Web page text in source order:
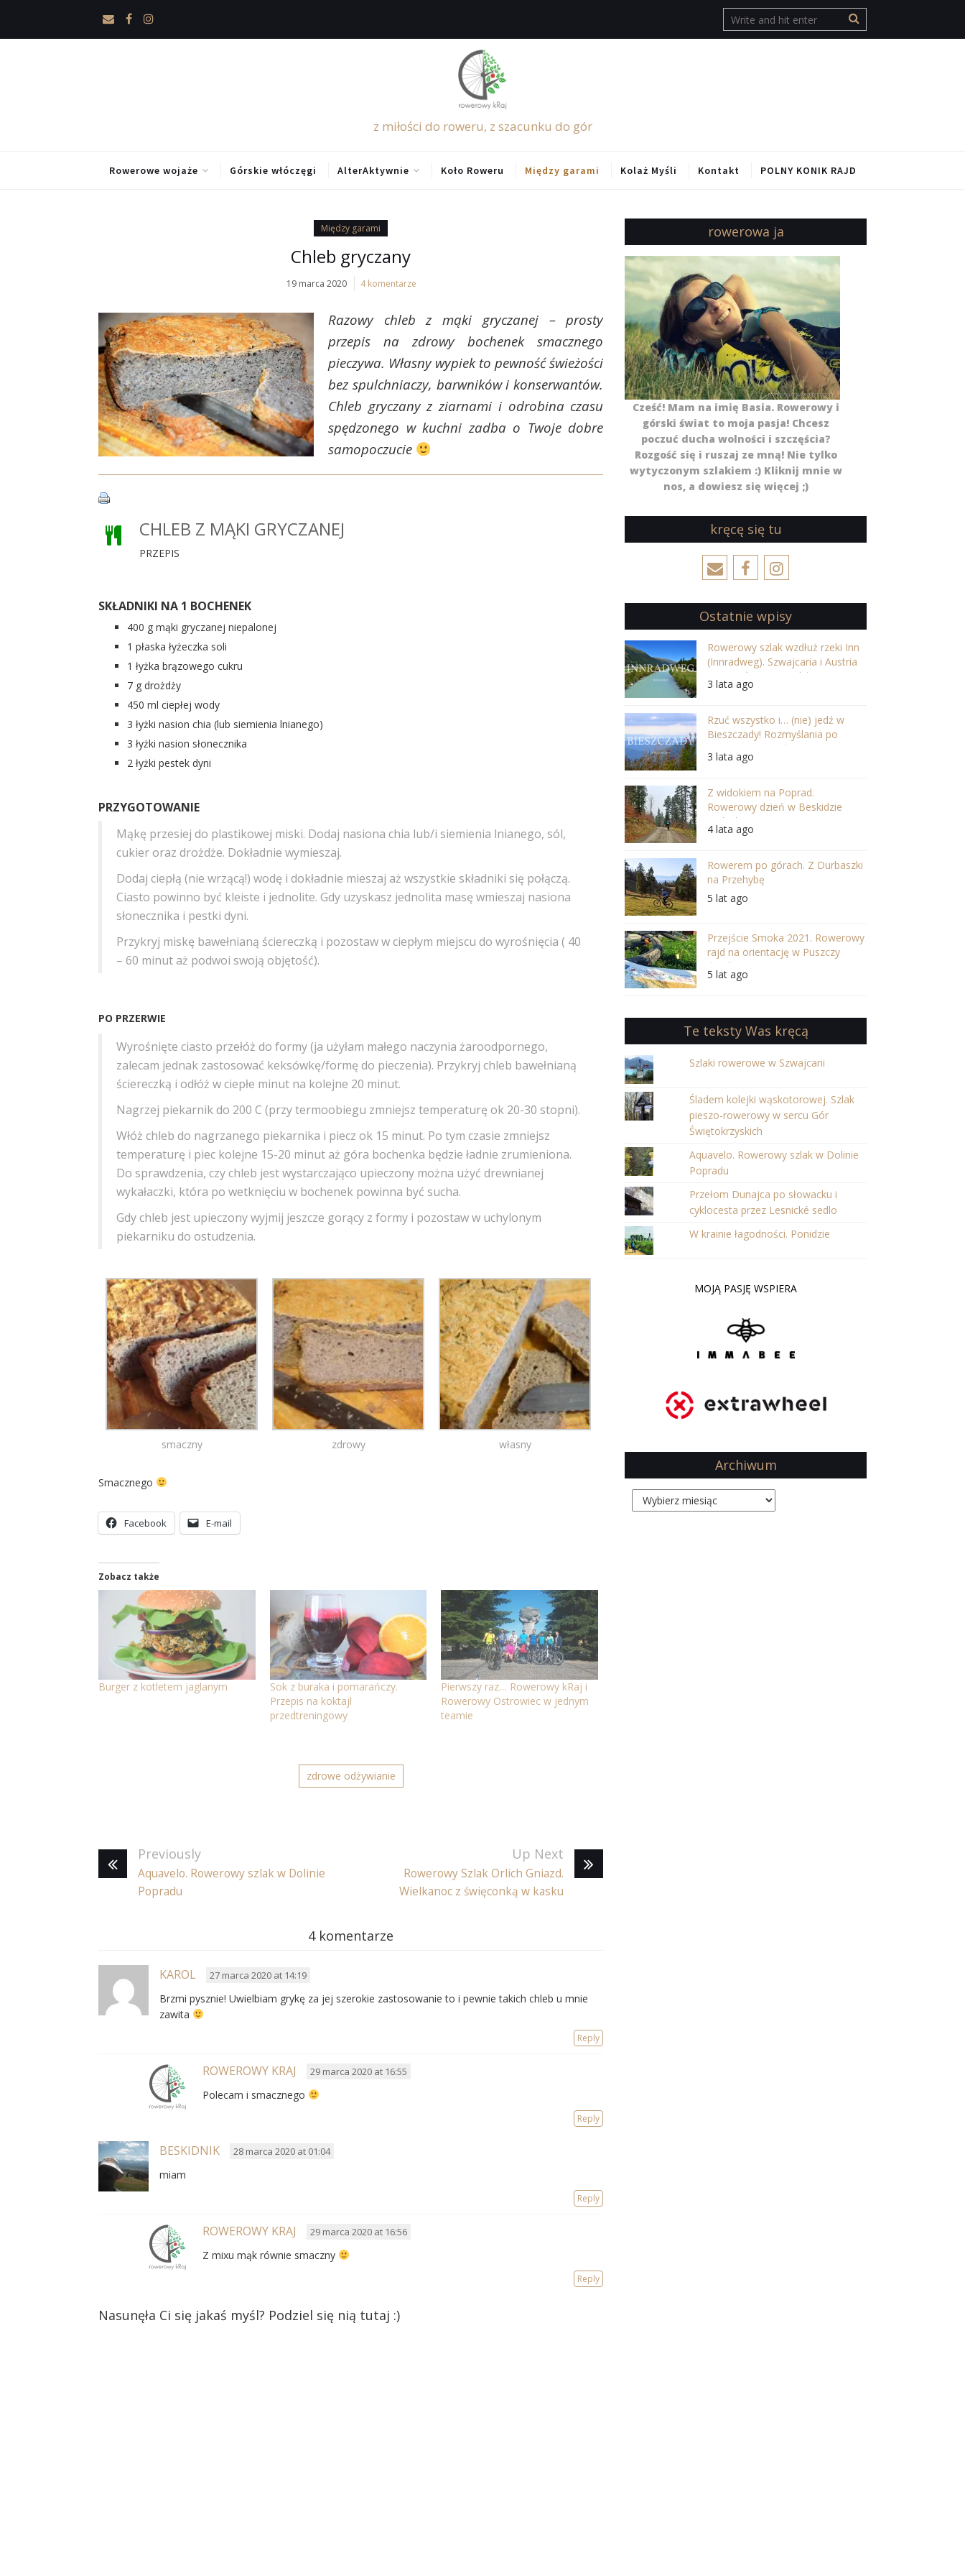
z miłości do roweru, z szacunku do gór
Rowerowe wojaże Górskie włóczęgi AlterAktywnie Koło Roweru Między garami Kolaż Myśli Kontakt POLNY KONIK RAJD
Między garami
Chleb gryczany
19 marca 2020 4 komentarze
Razowy chleb z mąki gryczanej – prosty
przepis na zdrowy bochenek smacznego
pieczywa. Własny wypiek to pewność świeżości
bez spulchniaczy, barwników i konserwantów.
Chleb gryczany z ziarnami i odrobina czasu
spędzonego w kuchni zadba o Twoje dobre
samopoczucie
CHLEB Z MĄKI GRYCZANEJ
PRZEPIS
SKŁADNIKI NA 1 BOCHENEK
400 g mąki gryczanej niepalonej
1 płaska łyżeczka soli
1 łyżka brązowego cukru
7 g drożdży
450 ml ciepłej wody
3 łyżki nasion chia (lub siemienia lnianego)
3 łyżki nasion słonecznika
2 łyżki pestek dyni
PRZYGOTOWANIE
Mąkę przesiej do plastikowej miski. Dodaj nasiona chia lub/i siemienia lnianego, sól,
cukier oraz drożdże. Dokładnie wymieszaj.
Dodaj ciepłą (nie wrzącą!) wodę i dokładnie mieszaj aż wszystkie składniki się połączą.
Ciasto powinno być kleiste i jednolite. Gdy uzyskasz jednolita masę wmieszaj nasiona
słonecznika i pestki dyni.
Przykryj miskę bawełnianą ściereczką i pozostaw w ciepłym miejscu do wyrośnięcia ( 40
– 60 minut aż podwoi swoją objętość).
PO PRZERWIE
Wyrośnięte ciasto przełóż do formy (ja użyłam małego naczynia żaroodpornego,
zalecam jednak zastosować keksówkę/formę do pieczenia). Przykryj chleb bawełnianą
ściereczką i odłóż w ciepłe minut na kolejne 20 minut.
Nagrzej piekarnik do 200 C (przy termoobiegu zmniejsz temperaturę ok 20-30 stopni).
Włóż chleb do nagrzanego piekarnika i piecz ok 15 minut. Po tym czasie zmniejsz
temperaturę i piec kolejne 15-20 minut aż góra bochenka będzie ładnie zrumieniona.
Do sprawdzenia, czy chleb jest wystarczająco upieczony można użyć drewnianej
wykałaczki, która po wetknięciu w bochenek powinna być sucha.
Gdy chleb jest upieczony wyjmij jeszcze gorący z formy i pozostaw w uchylonym
piekarniku do ostudzenia.
smaczny zdrowy własny
Smacznego
Facebook E-mail
Zobacz także
Burger z kotletem jaglanym
Sok z buraka i pomarańczy.
Przepis na koktajl
przedtreningowy
Pierwszy raz… Rowerowy kRaj i
Rowerowy Ostrowiec w jednym
teamie
zdrowe odżywianie
Up Next
Rowerowy Szlak Orlich Gniazd.
Wielkanoc z święconką w kasku
Previously
Aquavelo. Rowerowy szlak w Dolinie
Popradu
4 komentarze
KAROL 27 marca 2020 at 14:19
Brzmi pysznie! Uwielbiam grykę za jej szerokie zastosowanie to i pewnie takich chleb u mnie
zawita
Reply
ROWEROWY KRAJ 29 marca 2020 at 16:55
Polecam i smacznego
Reply
BESKIDNIK 28 marca 2020 at 01:04
miam
Reply
ROWEROWY KRAJ 29 marca 2020 at 16:56
Z mixu mąk równie smaczny
Reply
Nasunęła Ci się jakaś myśl? Podziel się nią tutaj :)
rowerowa ja
Cześć! Mam na imię Basia. Rowerowy i
górski świat to moja pasja! Chcesz
poczuć ducha wolności i szczęścia?
Rozgość się i ruszaj ze mną! Nie tylko
wytyczonym szlakiem :) Kliknij mnie w
nos, a dowiesz się więcej ;)
kręcę się tu
Ostatnie wpisy
Rowerowy szlak wzdłuż rzeki Inn
(Innradweg). Szwajcaria i Austria
w najpiękniejszej odsłonie
3 lata ago
Rzuć wszystko i… (nie) jedź w
Bieszczady! Rozmyślania po
wycieczce na Jasło
3 lata ago
Z widokiem na Poprad.
Rowerowy dzień w Beskidzie
Sądeckim.
4 lata ago
Rowerem po górach. Z Durbaszki
na Przehybę
5 lat ago
Przejście Smoka 2021. Rowerowy
rajd na orientację w Puszczy
Iłżeckiej
5 lat ago
Te teksty Was kręcą
Szlaki rowerowe w Szwajcarii
Śladem kolejki wąskotorowej. Szlak
pieszo-rowerowy w sercu Gór
Świętokrzyskich
Aquavelo. Rowerowy szlak w Dolinie
Popradu
Przełom Dunajca po słowacku i
cyklocesta przez Lesnické sedlo
W krainie łagodności. Ponidzie
MOJĄ PASJĘ WSPIERA
Archiwum
Archiwum